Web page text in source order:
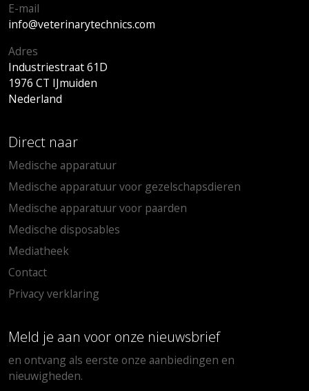
Meld je aan voor onze nieuwsbrief
en ontvang als eerste onze aanbiedingen en
nieuwigheden.
E-mail
info@veterinarytechnics.com
Adres
Industriestraat 61D
1976 CT IJmuiden
Nederland
Direct naar
Medische apparatuur
Medische apparatuur voor gezelschapsdieren
Medische apparatuur voor paarden
Medische disposables
Mediatheek
Contact
Privacy verklaring